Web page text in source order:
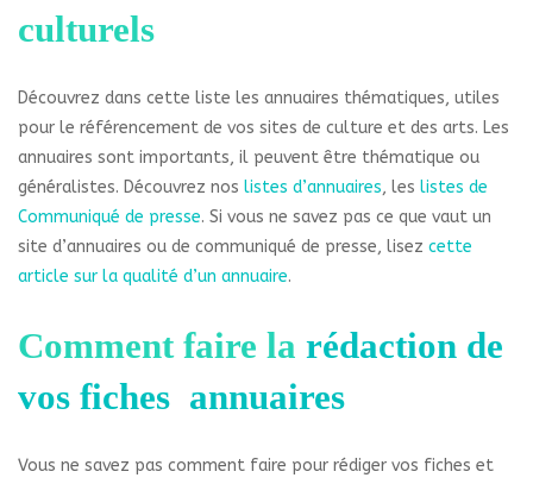
culturels
Découvrez dans cette liste les annuaires thématiques, utiles
pour le référencement de vos sites de culture et des arts. Les
annuaires sont importants, il peuvent être thématique ou
généralistes. Découvrez nos listes d’annuaires, les listes de
Communiqué de presse. Si vous ne savez pas ce que vaut un
site d’annuaires ou de communiqué de presse, lisez cette
article sur la qualité d’un annuaire.
Comment faire la rédaction de
vos fiches annuaires
Vous ne savez pas comment faire pour rédiger vos fiches et